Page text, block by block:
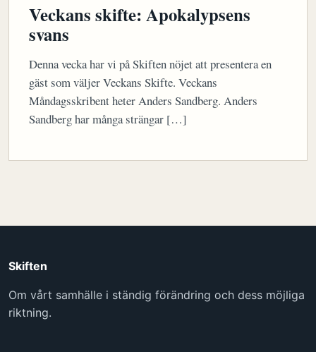
Veckans skifte: Apokalypsens
svans
Denna vecka har vi på Skiften nöjet att presentera en
gäst som väljer Veckans Skifte. Veckans
Måndagsskribent heter Anders Sandberg. Anders
Sandberg har många strängar […]
Skiften
Om vårt samhälle i ständig förändring och dess möjliga
riktning.